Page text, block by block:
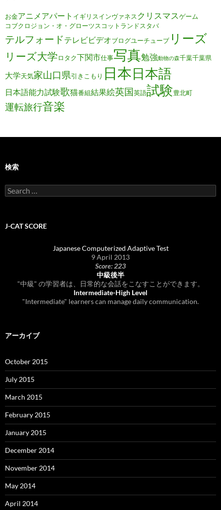
お金アニメ アパート イギリスインヴァネス クリスマスゲーム
コブクロジョン・オ・グローツスコットランドスタバ
テルフォードテレビビデオブログユーチューブ リーズ
リーズ大学ロタク下関市仕事写真勉強動物の森千葉千葉県
大学天気家山口県引きこもり 日本日本語
日本語能力試験歌猫番組結果絵英国英語試験豊北町
運転旅行音楽
検索
Search
for:
J-CAT SCORE
Japanese Computerized Adaptive Test
9 April 2013
Score: 223
中級後半
"中級" の学習者は、日常的な会話をこなすことができます。
Intermediate-High Level
"Intermediate" learners can manage daily communication.
アーカイブ
October 2015
July 2015
March 2015
February 2015
January 2015
December 2014
November 2014
May 2014
April 2014